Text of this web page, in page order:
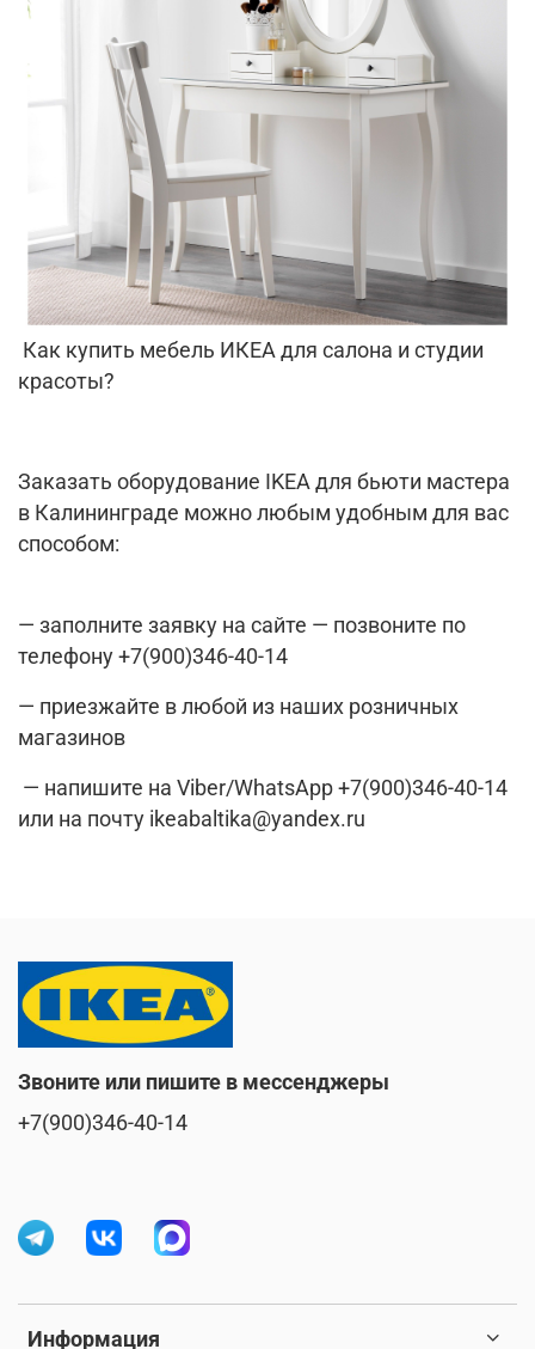
Как купить мебель ИКЕА для салона и студии
красоты?
Заказать оборудование IKEA для бьюти мастера
в Калининграде можно любым удобным для вас
способом:
— заполните заявку на сайте — позвоните по
телефону +7(900)346-40-14
— приезжайте в любой из наших розничных
магазинов
— напишите на Viber/WhatsApp +7(900)346-40-14
или на почту ikeabaltika@yandex.ru
Информация
Звоните или пишите в мессенджеры
+7(900)346-40-14